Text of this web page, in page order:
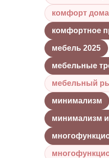
комфорт дома
комфортное
мебель 2025
мебельные
мебельный
минимализм
минимализм